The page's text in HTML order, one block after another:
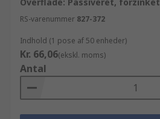
RS-varenummer 827-372
Indhold (1 pose af 50 enheder)
Kr. 66,06(ekskl. moms)
Antal